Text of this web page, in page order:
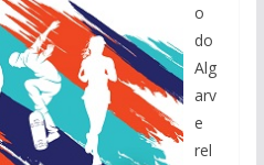
o
do
Alg
arv
e
rel